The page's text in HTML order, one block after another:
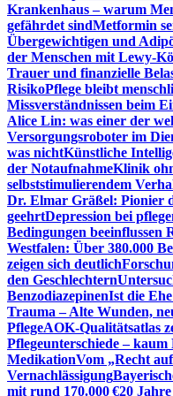
Krankenhaus – warum
gefährdet sindMetformin
Übergewichtigen und
der Menschen mit Lewy-
Trauer und finanzielle
RisikoPflege bleibt
Missverständnissen beim
Alice Lin: was einer der
Versorgungsroboter im
was nichtKünstliche
der NotaufnahmeKlinik
selbststimulierendem
Dr. Elmar Gräßel: Pionier
geehrtDepression bei
Bedingungen beeinflussen
Westfalen: Über 380.000
zeigen sich deutlich
den Geschlechtern
BenzodiazepinenIst die
Trauma – Alte Wunden,
PflegeAOK-Qualitätsatlas
Pflegeunterschiede –
MedikationVom „Recht
Vernachlässigung
mit rund 170.000 €20